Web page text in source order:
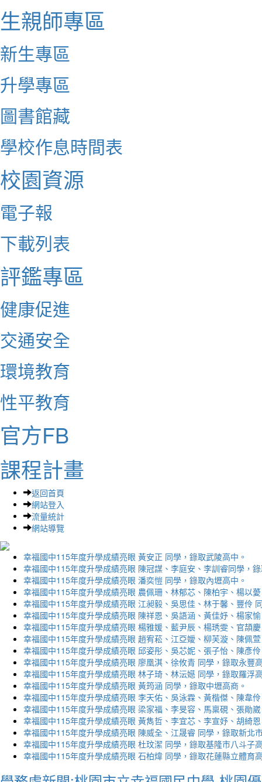
生親師專區
新生專區
升學專區
圖書館藏
學校作息時間表
校園資源
電子報
下載列表
評鑑專區
健康促進
交通安全
環境教育
性平教育
官方FB
課程計畫
返回首頁
網站登入
流量統計
網站導覽
幸福國中115年度升學成績亮眼 黃安正 同學，錄取武陵高中。
幸福國中115年度升學成績亮眼 陳冠謀、李庭安、李訓睿同學，
幸福國中115年度升學成績亮眼 潘奕愷 同學，錄取內壢高中。
幸福國中115年度升學成績亮眼 農佩珊、林郁芯、陳柏宇、楊以
幸福國中115年度升學成績亮眼 江昶毅、吳思佳、林于馨、豐伶
幸福國中115年度升學成績亮眼 陳祥恩、吳語涵、黃佳妤、楊家
幸福國中115年度升學成績亮眼 楊雅媛、藍尹辰、楊琇雯、官頡
幸福國中115年度升學成績亮眼 趙宥菘、江亞嬡、柳芙漩、陳佩
幸福國中115年度升學成績亮眼 邱姿彤、吳芯妮、張子怡、陳彥
幸福國中115年度升學成績亮眼 廖凰淇、徐攸青 同學，錄取永豐
幸福國中115年度升學成績亮眼 林子琦、林沄嬨 同學，錄取羅浮
幸福國中115年度升學成績亮眼 黃筠涵 同學，錄取中壢高商。
幸福國中115年度升學成績亮眼 李天佑、吳泳霖、黃楷傑、陳韋
幸福國中115年度升學成績亮眼 梁家福、李旻容、馬稟硯、張勛
幸福國中115年度升學成績亮眼 黃雋哲、李宜芯、李宣妤、胡綺
幸福國中115年度升學成績亮眼 陳威全、江晟睿 同學，錄取新北
幸福國中115年度升學成績亮眼 杜玟潔 同學，錄取基隆市八斗子
幸福國中115年度升學成績亮眼 石柏煒 同學，錄取花蓮縣立體育